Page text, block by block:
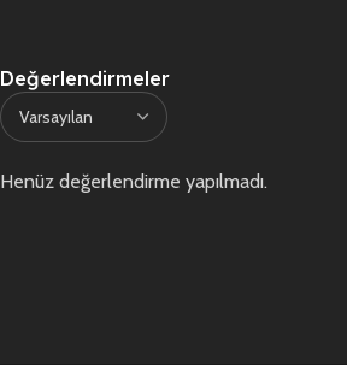
Değerlendirmeler
Henüz değerlendirme yapılmadı.